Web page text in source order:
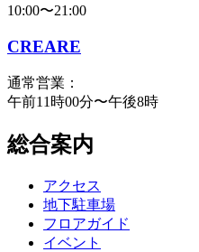
10:00〜21:00
CREARE
通常営業：
午前11時00分〜午後8時
総合案内
アクセス
地下駐車場
フロアガイド
イベント